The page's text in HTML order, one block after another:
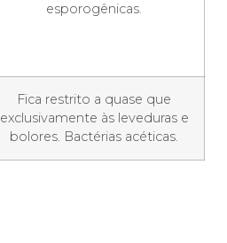
esporogênicas.
Fica restrito a quase que
exclusivamente às leveduras e
bolores. Bactérias acéticas.